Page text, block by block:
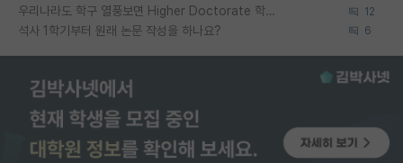
우리나라도 학구 열풍보면 Higher Doctorate 학위가 필요하다고 봅니다. 12
석사 1학기부터 원래 논문 작성을 하나요? 6